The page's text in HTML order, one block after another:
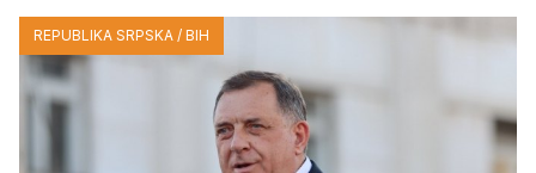
REPUBLIKA SRPSKA / BIH